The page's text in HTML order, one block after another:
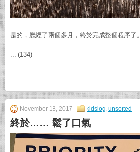
是的，歷經了兩個多月，終於完成整個程序了。
... (134)
November 18, 2017 kidslog unsorted
終於…… 鬆了口氣